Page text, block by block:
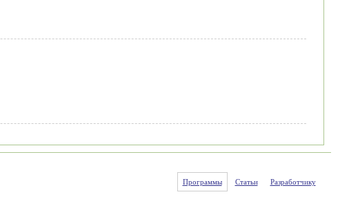
Программы Статьи Разработчику